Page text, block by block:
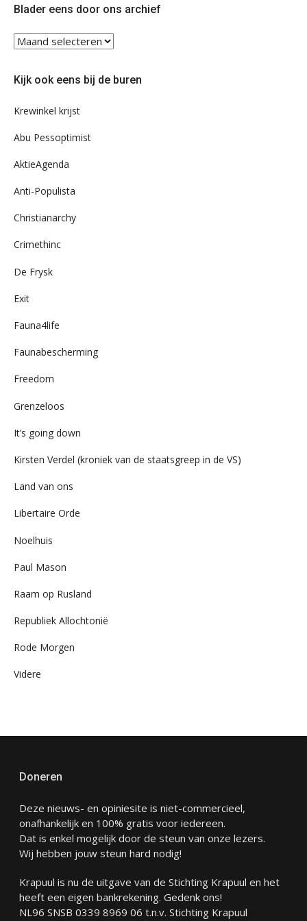
Blader eens door ons archief
Blader
eens
ons
Kijk ook eens bij de buren
Krewinkel krijst
Abu Pessoptimist
AktieAgenda
Anti-Populista
Christianarchy
Crimethinc
De Frysk
Exit
Fauna4life
Faunabescherming
Freedom
Grenzeloos
It’s going down
Kirsten Verdel (kroniek van de staatsgreep in de VS)
Land van ons
Libertaire Orde
Noelhuis
Paul Mason
Raam op Rusland
Republiek Allochtonië
Rode Morgen
Videre
Doneren
Deze nieuws- en opiniesite is niet-commercieel,
onafhankelijk en 100% gratis voor iedereen.
Dat is enkel mogelijk door de steun van onze lezers.
Wij hebben jouw steun hard nodig!
Krapuul is nu de uitgave van de Stichting Krapuul en het
heeft een eigen bankrekening. Gedenk ons!
NL96 SNSB 0339 8969 06 t.n.v. Stichting Krapuul